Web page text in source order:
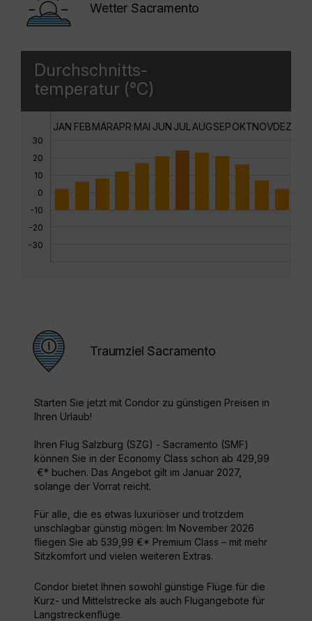
Wetter Sacramento
Durchschnitts-
temperatur (°C)
30
20
10
0
-10
-20
-30
JAN FEBMÄRAPR MAI JUN JUL AUGSEPOKTNOVDEZ
Traumziel Sacramento
Starten Sie jetzt mit Condor zu günstigen Preisen in
Ihren Urlaub!
Ihren Flug Salzburg (SZG) - Sacramento (SMF)
können Sie in der Economy Class schon ab 429,99
€* buchen. Das Angebot gilt im Januar 2027,
solange der Vorrat reicht.
Für alle, die es etwas luxuriöser und trotzdem
unschlagbar günstig mögen: Im November 2026
fliegen Sie ab 539,99 €* Premium Class – mit mehr
Sitzkomfort und vielen weiteren Extras.
Condor bietet Ihnen sowohl günstige Flüge für die
Kurz- und Mittelstrecke als auch Flugangebote für
Langstreckenflüge.